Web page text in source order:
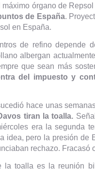
máximo órgano de
de España.
en España.
de refino depende
albergan
que sean más
del impuesto y
hace unas
tiran la toalla.
era la segunda
idea, pero la presión
rechazo. Fracasó
la toalla es la reunión